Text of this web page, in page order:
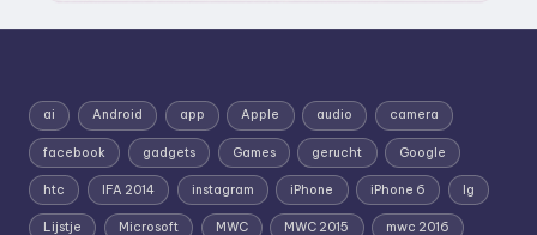
ai Android app Apple audio camera
facebook gadgets Games gerucht Google
htc IFA 2014 instagram iPhone iPhone 6 lg
Lijstje Microsoft MWC MWC 2015 mwc 2016